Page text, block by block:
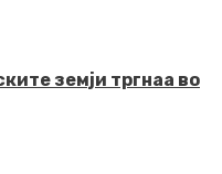
земји тргнаа во